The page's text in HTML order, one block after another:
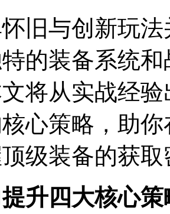
旧与创新玩
的装备系统
将从实战经
心策略，助
级装备的获取
升四大核心策